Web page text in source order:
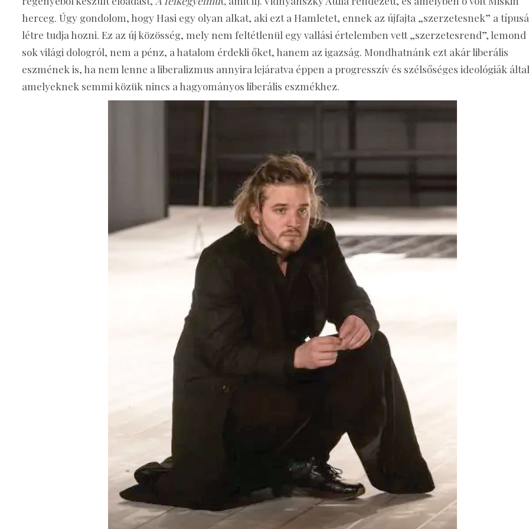
herceg. Úgy gondolom, hogy Hasi egy olyan alkat, aki ezt a Hamletet, ennek az újfajta „szerzetesnek” a
létre tudja hozni. Ez az új közösség, mely nem feltétlenül egy vallási értelemben vett „szerzetesrend”, lemond
sok világi dologról, nem a pénz, a hatalom érdekli őket, hanem az igazság. Mondhatnánk ezt akár liberális
eszmének is, ha nem lenne a liberalizmus annyira lejáratva éppen a progresszív és szélsőséges ideológiák
amelyeknek semmi közük nincs a hagyományos liberális eszmékhez.